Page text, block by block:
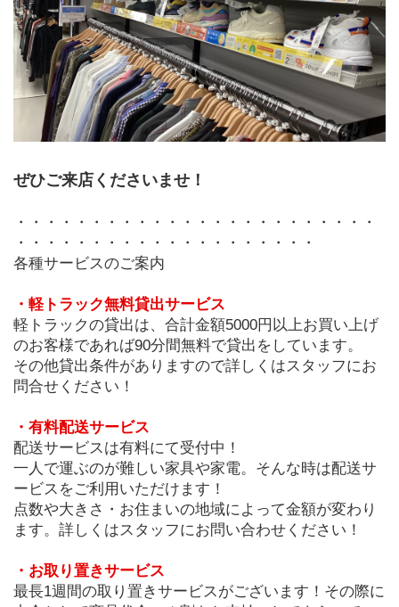
ぜひご来店くださいませ！
・・・・・・・・・・・・・・・・・・・・・・・・
・・・・・・・・・・・・・・・・・・・・
各種サービスのご案内
・軽トラック無料貸出サービス
軽トラックの貸出は、合計金額5000円以上お買い上げ
のお客様であれば90分間無料で貸出をしています。
その他貸出条件がありますので詳しくはスタッフにお
問合せください！
・有料配送サービス
配送サービスは有料にて受付中！
一人で運ぶのが難しい家具や家電。そんな時は配送サ
ービスをご利用いただけます！
点数や大きさ・お住まいの地域によって金額が変わり
ます。詳しくはスタッフにお問い合わせください！
・お取り置きサービス
最長1週間の取り置きサービスがございます！その際に